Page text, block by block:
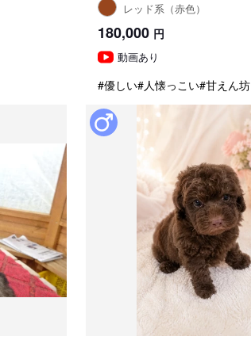
レッド系（赤色）
180,000 円
動画あり
#優しい#人懐っこい#甘えん坊